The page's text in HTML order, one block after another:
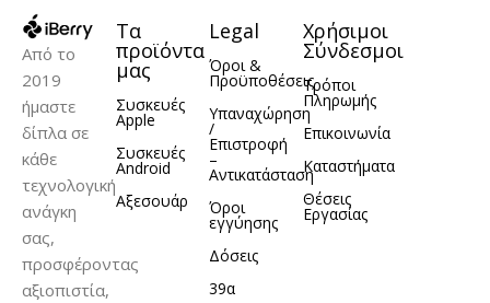
ΧΩΡΗΤΙΚΌΤΗΤΑ
128GB 256GB
512GB
ΚΑΤΑΣΚΕΥΑΣΤΉΣ
Apple
ΧΩΡΗΤΙΚΌΤΗΤΑ
128GB,256GB
512GB
ΚΑΤΑΣΚΕΥΑΣΤΉΣ
Από το
2019
ήμαστε
δίπλα σε
κάθε
τεχνολογική
ανάγκη
σας,
προσφέροντας
αξιοπιστία,
Τα
προϊόντα
μας
Συσκευές
Apple
Συσκευές
Android
Αξεσουάρ
Legal
Όροι &
Προϋποθέσεις
Υπαναχώρηση
/
Επιστροφή
–
Αντικατάσταση
Όροι
εγγύησης
Δόσεις
39α
Χρήσιμοι
Σύνδεσμοι
Τρόποι
Πληρωμής
Επικοινωνία
Καταστήματα
Θέσεις
Εργασίας